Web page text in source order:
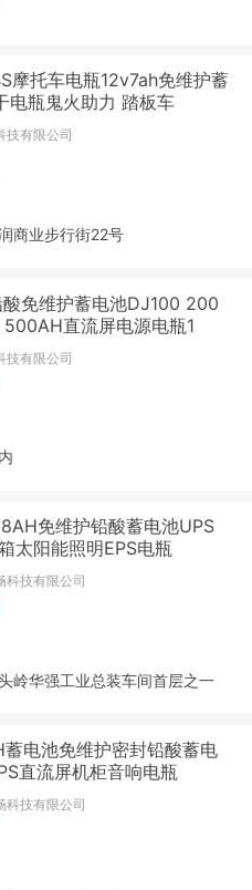
摩托车电瓶12v7ah免维护蓄
电瓶鬼火助力 踏板车
技有限公司
商业步行街22号
免维护蓄电池DJ100 200
直流屏电源电瓶1
技有限公司
免维护铅酸蓄电池UPS
太阳能照明EPS电瓶
科技有限公司
岭华强工业总装车间首层之一
电池免维护密封铅酸蓄电
直流屏机柜音响电瓶
科技有限公司